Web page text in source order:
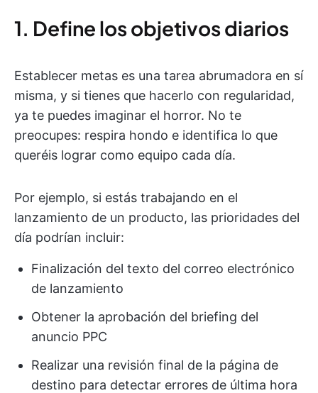
1. Define los objetivos diarios
Establecer metas es una tarea abrumadora en sí
misma, y si tienes que hacerlo con regularidad,
ya te puedes imaginar el horror. No te
preocupes: respira hondo e identifica lo que
queréis lograr como equipo cada día.
Por ejemplo, si estás trabajando en el
lanzamiento de un producto, las prioridades del
día podrían incluir:
Finalización del texto del correo electrónico
de lanzamiento
Obtener la aprobación del briefing del
anuncio PPC
Realizar una revisión final de la página de
destino para detectar errores de última hora